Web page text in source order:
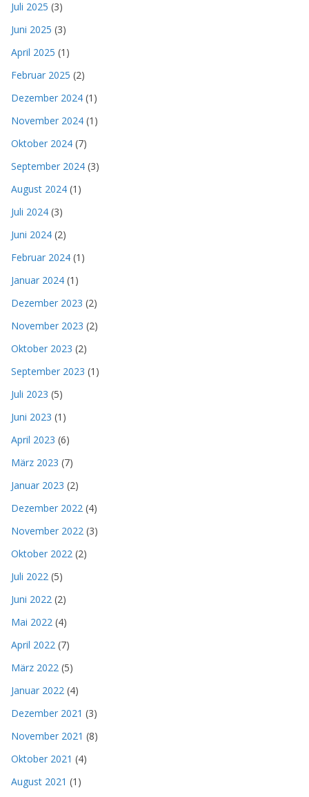
Juli 2025 (3)
Juni 2025 (3)
April 2025 (1)
Februar 2025 (2)
Dezember 2024 (1)
November 2024 (1)
Oktober 2024 (7)
September 2024 (3)
August 2024 (1)
Juli 2024 (3)
Juni 2024 (2)
Februar 2024 (1)
Januar 2024 (1)
Dezember 2023 (2)
November 2023 (2)
Oktober 2023 (2)
September 2023 (1)
Juli 2023 (5)
Juni 2023 (1)
April 2023 (6)
März 2023 (7)
Januar 2023 (2)
Dezember 2022 (4)
November 2022 (3)
Oktober 2022 (2)
Juli 2022 (5)
Juni 2022 (2)
Mai 2022 (4)
April 2022 (7)
März 2022 (5)
Januar 2022 (4)
Dezember 2021 (3)
November 2021 (8)
Oktober 2021 (4)
August 2021 (1)